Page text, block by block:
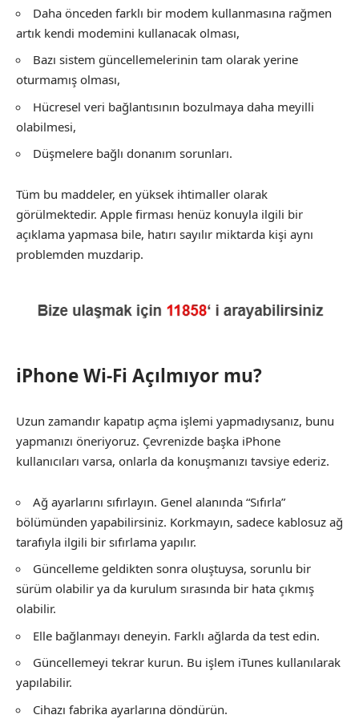
Daha önceden farklı bir modem kullanmasına rağmen
artık kendi modemini kullanacak olması,
Bazı sistem güncellemelerinin tam olarak yerine
oturmamış olması,
Hücresel veri bağlantısının bozulmaya daha meyilli
olabilmesi,
Düşmelere bağlı donanım sorunları.
Tüm bu maddeler, en yüksek ihtimaller olarak
görülmektedir. Apple firması henüz konuyla ilgili bir
açıklama yapmasa bile, hatırı sayılır miktarda kişi aynı
problemden muzdarip.
iPhone Wi-Fi Açılmıyor mu?
Uzun zamandır kapatıp açma işlemi yapmadıysanız, bunu
yapmanızı öneriyoruz. Çevrenizde başka iPhone
kullanıcıları varsa, onlarla da konuşmanızı tavsiye ederiz.
Ağ ayarlarını sıfırlayın. Genel alanında “Sıfırla”
bölümünden yapabilirsiniz. Korkmayın, sadece kablosuz ağ
tarafıyla ilgili bir sıfırlama yapılır.
Güncelleme geldikten sonra oluştuysa, sorunlu bir
sürüm olabilir ya da kurulum sırasında bir hata çıkmış
olabilir.
Elle bağlanmayı deneyin. Farklı ağlarda da test edin.
Güncellemeyi tekrar kurun. Bu işlem iTunes kullanılarak
yapılabilir.
Cihazı fabrika ayarlarına döndürün.